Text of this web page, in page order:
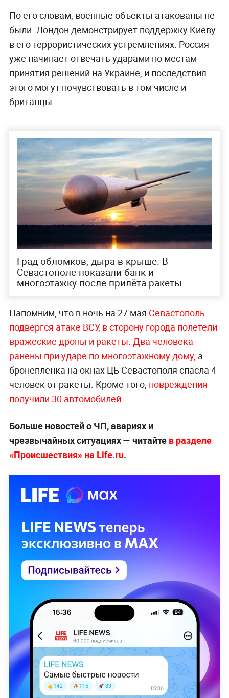
По его словам, военные объекты атакованы не
были. Лондон демонстрирует поддержку Киеву
в его террористических устремлениях. Россия
уже начинает отвечать ударами по местам
принятия решений на Украине, и последствия
этого могут почувствовать в том числе и
британцы.
Град обломков, дыра в крыше: В
Севастополе показали банк и
многоэтажку после прилёта ракеты
Напомним, что в ночь на 27 мая Севастополь
подвергся атаке ВСУ, в сторону города полетели
вражеские дроны и ракеты. Два человека
ранены при ударе по многоэтажному дому, а
бронеплёнка на окнах ЦБ Севастополя спасла 4
человек от ракеты. Кроме того, повреждения
получили 30 автомобилей.
Больше новостей о ЧП, авариях и
чрезвычайных ситуациях — читайте в разделе
«Происшествия» на Life.ru.